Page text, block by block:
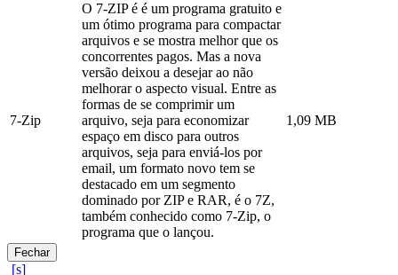
7-Zip
O 7-ZIP é é um programa gratuito e
um ótimo programa para compactar
arquivos e se mostra melhor que os
concorrentes pagos. Mas a nova
versão deixou a desejar ao não
melhorar o aspecto visual. Entre as
formas de se comprimir um
arquivo, seja para economizar
espaço em disco para outros
arquivos, seja para enviá-los por
email, um formato novo tem se
destacado em um segmento
dominado por ZIP e RAR, é o 7Z,
também conhecido como 7-Zip, o
programa que o lançou.
1,09 MB
Fechar